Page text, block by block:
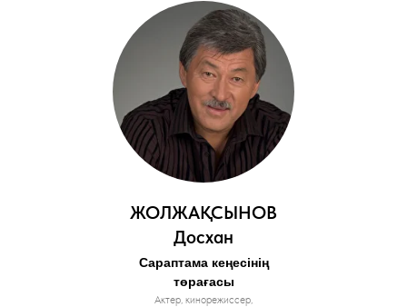
ЖОЛЖАҚСЫНОВ
Досхан
Сараптама кеңесінің
төрағасы
Актер, кинорежиссер,